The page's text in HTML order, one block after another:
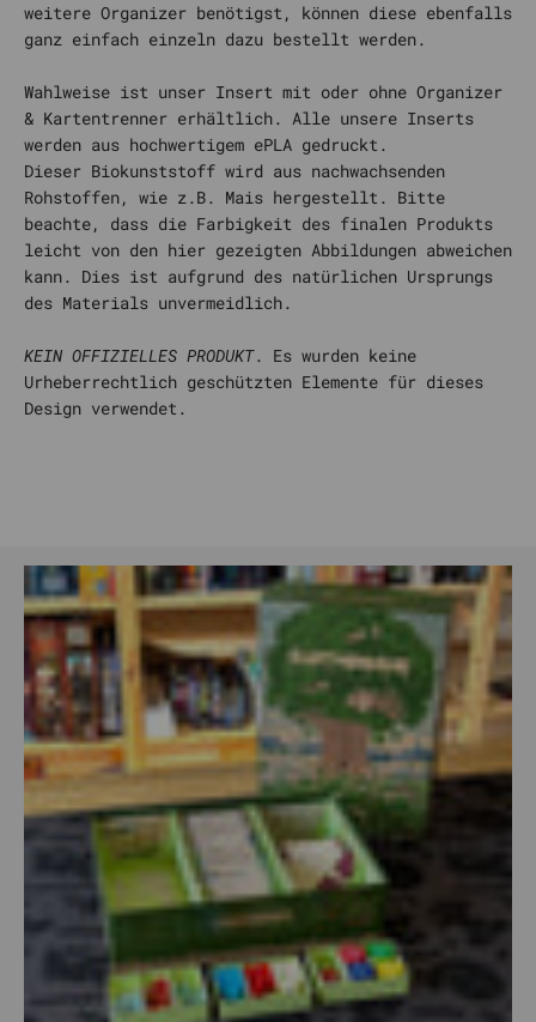
weitere Organizer benötigst, können diese ebenfalls
ganz einfach einzeln dazu bestellt werden.
Wahlweise ist unser Insert mit oder ohne Organizer
& Kartentrenner erhältlich. Alle unsere Inserts
werden aus hochwertigem ePLA gedruckt.
Dieser Biokunststoff wird aus nachwachsenden
Rohstoffen, wie z.B. Mais hergestellt. Bitte
beachte, dass die Farbigkeit des finalen Produkts
leicht von den hier gezeigten Abbildungen abweichen
kann. Dies ist aufgrund des natürlichen Ursprungs
des Materials unvermeidlich.
KEIN OFFIZIELLES PRODUKT. Es wurden keine
Urheberrechtlich geschützten Elemente für dieses
Design verwendet.